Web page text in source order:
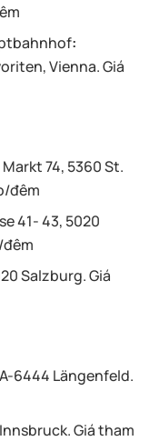
:
Vienna. Giá
Markt 74, 5360 St.
đêm
41- 43, 5020
đêm
Salzburg. Giá
6444 Längenfeld.
Giá tham